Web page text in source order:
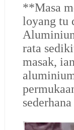
**Masa
loyang tu
rata
masak,